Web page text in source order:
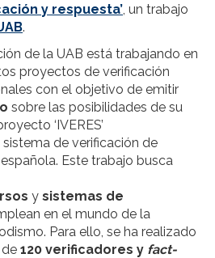
y respuesta’ , un trabajo
.
de la UAB está trabajando en
proyectos de verificación
con el objetivo de emitir
sobre las posibilidades de su
‘IVERES’
de verificación de
Este trabajo busca
y sistemas de
en el mundo de la
Para ello, se ha realizado
120 verificadores y fact-